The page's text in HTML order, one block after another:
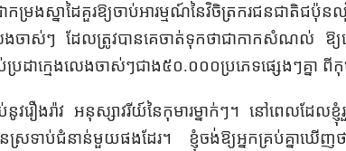
រងស្នាដៃគួរឱ្យចាប់អារម្មណ៍នៃ​វិចិត្រករជនជាតិ​ជប៉ុ
េង​ចាស់ៗ ដែល​ត្រូវបានគេចាត់ទុកថាជាកាកសំណល់ ឱ្យ​ទ
រដាក្មេងលេងចាស់ៗជាង៥០.០០០​ប្រភេទផ្សេងៗគ្នា ពី
វរឿងរ៉ាវ អនុស្សាវរីយ៍​នៃ​កុមារម្នាក់ៗ​។ នៅ​ពេលដែល
នៃ​ស្រទាប់​​ជំនាន់មួយផងដែរ​។ ខ្ញុំចង់​ឱ្យអ្នក​គ្រប់គ្នា